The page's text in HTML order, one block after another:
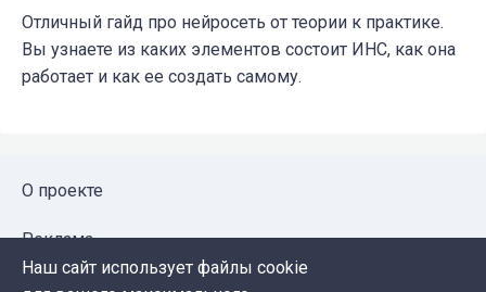
Отличный гайд про нейросеть от теории к практике.
Вы узнаете из каких элементов состоит ИНС, как она
работает и как ее создать самому.
О проекте
Реклама
Наш сайт использует файлы cookie